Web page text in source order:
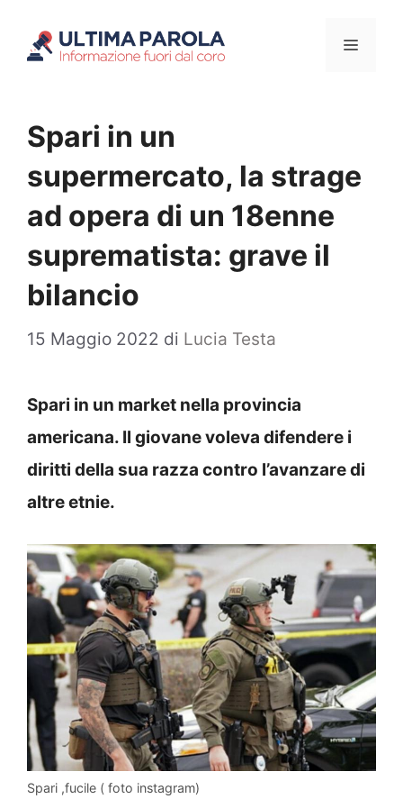
Menu
Spari in un
supermercato, la strage
ad opera di un 18enne
suprematista: grave il
bilancio
15 Maggio 2022 di Lucia Testa
Spari in un market nella provincia
americana. Il giovane voleva difendere i
diritti della sua razza contro l’avanzare di
altre etnie.
Spari ,fucile ( foto instagram)